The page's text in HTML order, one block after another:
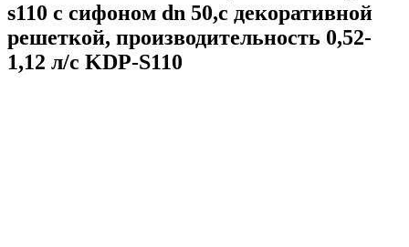
s110 с сифоном dn 50,с декоративной
решеткой, производительность 0,52-
1,12 л/с KDP-S110